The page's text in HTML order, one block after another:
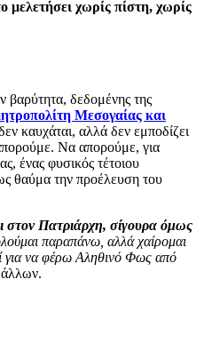
μελετήσει χωρίς πίστη, χωρίς
βαρύτητα, δεδομένης της
Μεσογαίας και
καυχάται, αλλά δεν εμποδίζει
Να απορούμε, για
ένας φυσικός τέτοιου
θαύμα την προέλευση του
στον Πατριάρχη, σίγουρα όμως
παραπάνω, αλλά χαίρομαι
για να φέρω Αληθινό Φως από
άλλων.